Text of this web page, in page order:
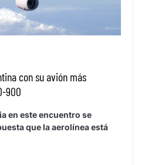
con su avión más
900
en este encuentro se
que la aerolínea está